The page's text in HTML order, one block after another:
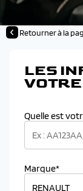
Retourner à la
LES
Quelle est
Marque*